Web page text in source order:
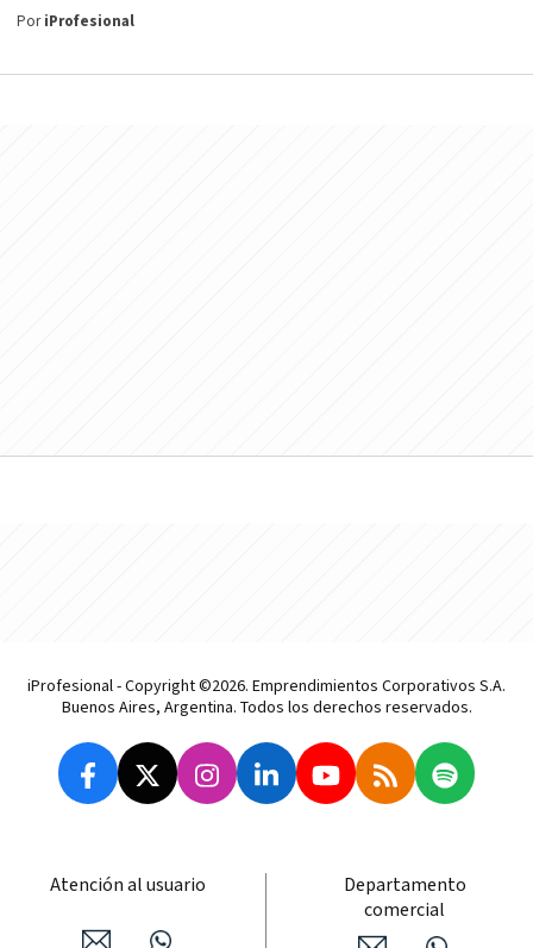
PoriProfesional
iProfesional - Copyright ©2026. Emprendimientos Corporativos S.A.
Buenos Aires, Argentina. Todos los derechos reservados.
Atención al usuario
Departamento
comercial